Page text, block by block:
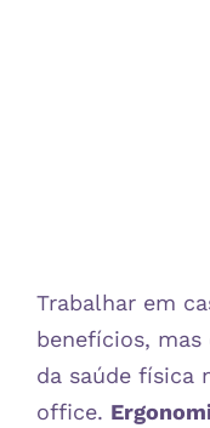
Trabalhar em
benefícios,
da saúde física
office.